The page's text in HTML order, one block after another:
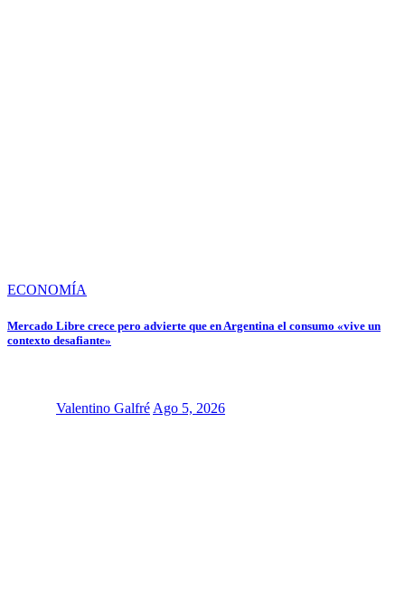
ECONOMÍA
Mercado Libre crece pero advierte que en Argentina el consumo «vive un
contexto desafiante»
Valentino Galfré Ago 5, 2026